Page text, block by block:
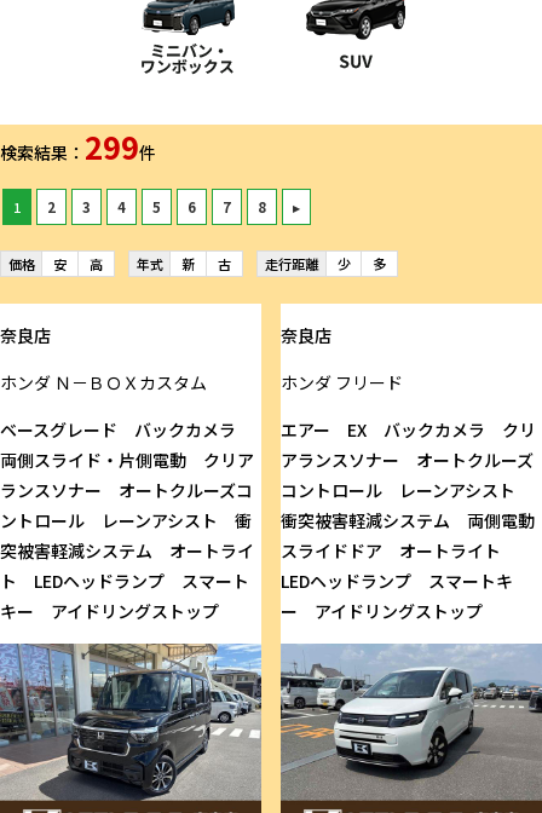
検索結果： 299件
1 2 3 4 5 6 7 8 ▸
価格 安 高 年式 新 古 走行距離 少 多
奈良店
ホンダ Ｎ－ＢＯＸカスタム
ベースグレード バックカメラ
両側スライド・片側電動 クリア
ランスソナー オートクルーズコ
ントロール レーンアシスト 衝
突被害軽減システム オートライ
ト LEDヘッドランプ スマート
キー アイドリングストップ
奈良店
ホンダフリード
エアー EX バックカメラ クリ
アランスソナー オートクルーズ
コントロール レーンアシスト
衝突被害軽減システム 両側電動
スライドドア オートライト
LEDヘッドランプ スマートキ
ー アイドリングストップ